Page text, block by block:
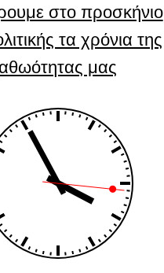
στο προσκήνιο
τα χρόνια της
αθωότητας μας